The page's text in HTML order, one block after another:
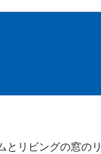
リビングの窓の